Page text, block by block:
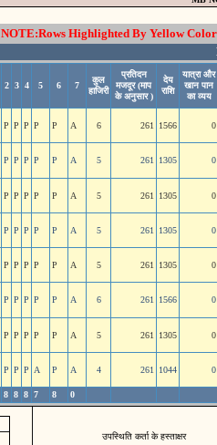
NOTE:Rows Highlighted By Yellow
2 3 4 5 6 7
कुल
हाजिरी
प्रतिदन
मजदूर (माप
के अनुसार )
देय
राशि
यात्रा और
खान पान
का व्यय
P P P P P A 6 261 1566 0
P P P P P A 5 261 1305 0
P P P P P A 5 261 1305 0
P P P P P A 5 261 1305 0
P P P P P A 5 261 1305 0
P P P P P A 6 261 1566 0
P P P P P A 5 261 1305 0
P P P A P A 4 261 1044 0
8 8 8 7 8 0
उपस्थिति कर्ता के हस्ताक्षर